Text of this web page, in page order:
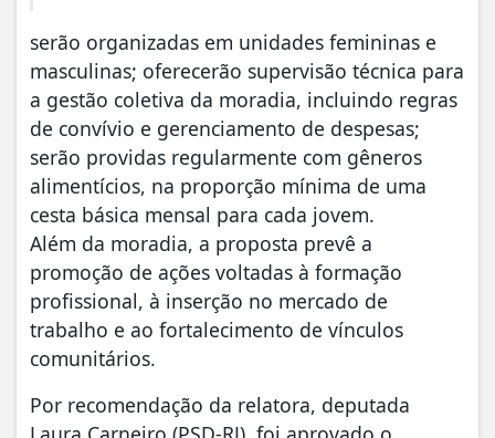
serão organizadas em unidades femininas e
masculinas; oferecerão supervisão técnica para
a gestão coletiva da moradia, incluindo regras
de convívio e gerenciamento de despesas;
serão providas regularmente com gêneros
alimentícios, na proporção mínima de uma
cesta básica mensal para cada jovem.
Além da moradia, a proposta prevê a
promoção de ações voltadas à formação
profissional, à inserção no mercado de
trabalho e ao fortalecimento de vínculos
comunitários.
Por recomendação da relatora, deputada